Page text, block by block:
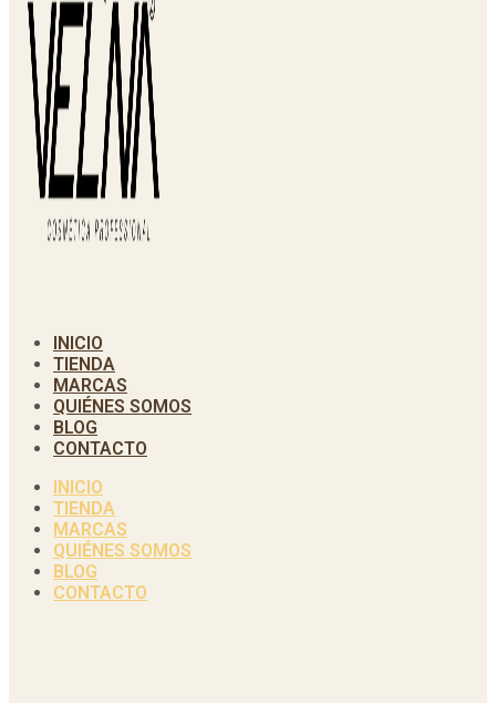
INICIO
TIENDA
MARCAS
QUIÉNES SOMOS
BLOG
CONTACTO
INICIO
TIENDA
MARCAS
QUIÉNES SOMOS
BLOG
CONTACTO